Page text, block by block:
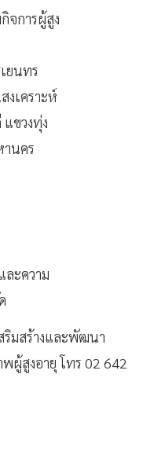
จการผู้สูง
ยนทร
งเคราะห์
ขวงทุ่ง
นคร
ะความ
ริมสร้างและพัฒนา
ผู้สูงอายุ โทร 02 642